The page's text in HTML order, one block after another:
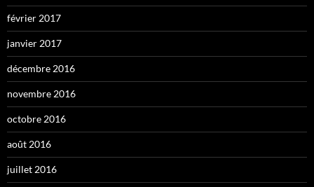
février 2017
janvier 2017
décembre 2016
novembre 2016
octobre 2016
août 2016
juillet 2016